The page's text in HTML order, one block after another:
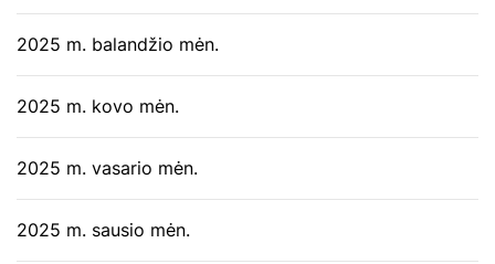
2025 m. balandžio mėn.
2025 m. kovo mėn.
2025 m. vasario mėn.
2025 m. sausio mėn.